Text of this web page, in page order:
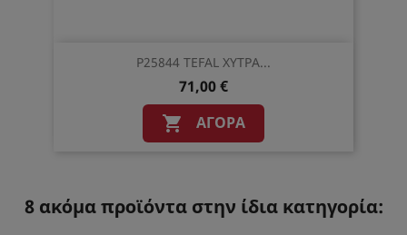
P25844 TEFAL ΧΥΤΡΑ...
71,00 €
 ΑΓΟΡΆ
8 ακόμα προϊόντα στην ίδια κατηγορία: